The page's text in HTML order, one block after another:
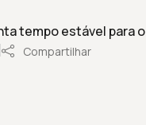
tempo estável para
Compartilhar